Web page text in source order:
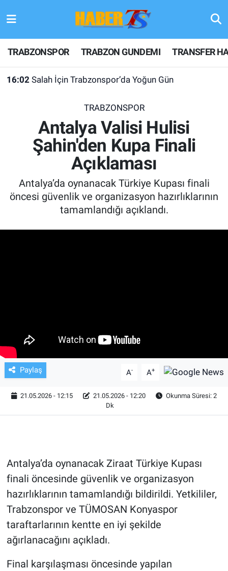
TRABZONSPOR TRABZON GUNDEMI TRANSFER
16:02 Salah İçin Trabzonspor’da Yoğun Gün
TRABZONSPOR
Antalya Valisi Hulisi
Şahin'den Kupa Finali
Açıklaması
Antalya’da oynanacak Türkiye Kupası finali
öncesi güvenlik ve organizasyon hazırlıklarının
tamamlandığı açıklandı.
Paylaş A- A+
21.05.2026 - 12:15 21.05.2026 - 12:20
Okunma Süresi: 2
Dk
Antalya’da oynanacak Ziraat Türkiye Kupası
finali öncesinde güvenlik ve organizasyon
hazırlıklarının tamamlandığı bildirildi. Yetkililer,
Trabzonspor ve TÜMOSAN Konyaspor
taraftarlarının kentte en iyi şekilde
ağırlanacağını açıkladı.
Final karşılaşması öncesinde yapılan
TRABZONSPOR
TRABZON GUNDEMI
KULİS MEYDANI
1461 TRABZON
FUTBOL
ASAYİŞ
HABERDE İNSAN
POLİTİKA
MAGAZİN
Hava Durumu
Trafik Durumu
Son Dakika Haberleri
Haber Arşivi